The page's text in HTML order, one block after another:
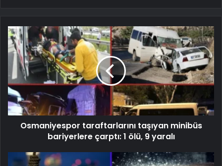
Osmaniyespor taraftarlarını taşıyan minibüs
bariyerlere çarptı: 1 ölü, 9 yaralı